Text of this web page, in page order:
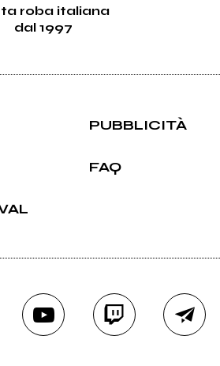
roba italiana
dal 1997
PUBBLICITÀ
FAQ